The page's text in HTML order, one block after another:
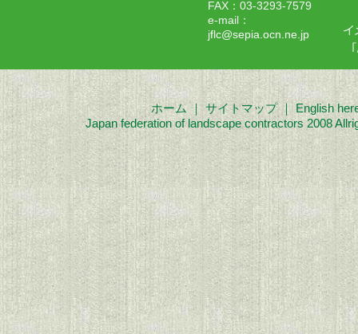
FAX：03-3293-7579
e-mail：
jflc@sepia.ocn.ne.jp
ホーム ｜ サイトマップ｜English
Japan federation of landscape contractors 2008